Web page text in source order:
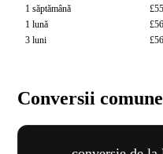
1 săptămână
1 lună
3 luni
Conversii comune